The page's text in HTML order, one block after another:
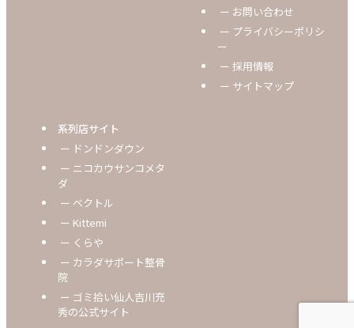
ー お問い合わせ
ー プライバシーポリシ
ー
ー 採用情報
ー サイトマップ
系列店サイト
ー ドンドンダウン
ー ニコカウサンコメタ
ダ
ー ベクトル
ー Kittemi
ー くらや
ー カラダサポート整骨
院
ー ゴミ拾い仙人吉川充
秀の公式サイト